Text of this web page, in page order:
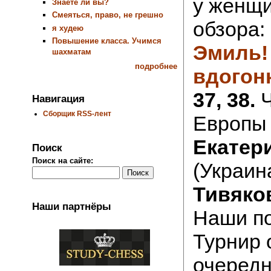
Знаете ли вы?
Смеяться, право, не грешно
я худею
Повышение класса. Учимся
шахматам
подробнее
Навигация
Сборщик RSS-лент
Поиск
Поиск на сайте:
Наши партнёры
у
обзора:
Эмиль!
37, 38.
Европы
Наши
Турнир